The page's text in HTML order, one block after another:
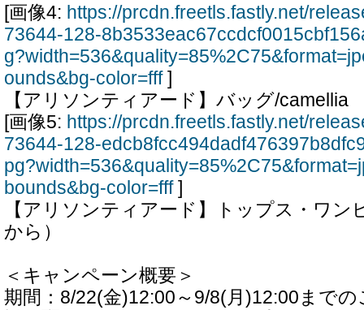
[画像4: https://prcdn.freetls.fastly.net/
73644-128-
ounds&bg-color=fff]
【アリソンティアード】バッグ/camellia
[画像5: https://prcdn.freetls.fastly.net/
73644-128-
bounds&bg-color=fff]
【アリソンティアード】トップス・ワン
から）
＜キャンペーン概要＞
期間：8/22(金)12:00～9/8(月)12:00まで